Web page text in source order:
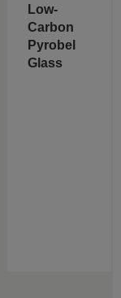
Low-
Carbon
Pyrobel
Glass